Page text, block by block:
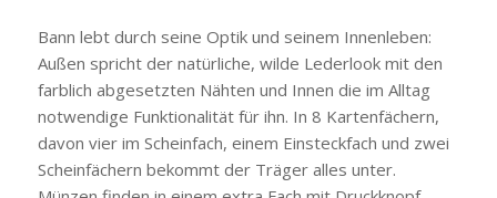
Bann lebt durch seine Optik und seinem Innenleben:
Außen spricht der natürliche, wilde Lederlook mit den
farblich abgesetzten Nähten und Innen die im Alltag
notwendige Funktionalität für ihn. In 8 Kartenfächern,
davon vier im Scheinfach, einem Einsteckfach und zwei
Scheinfächern bekommt der Träger alles unter.